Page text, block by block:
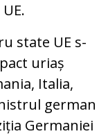
state UE s-
uriaș
Italia,
german
Germaniei